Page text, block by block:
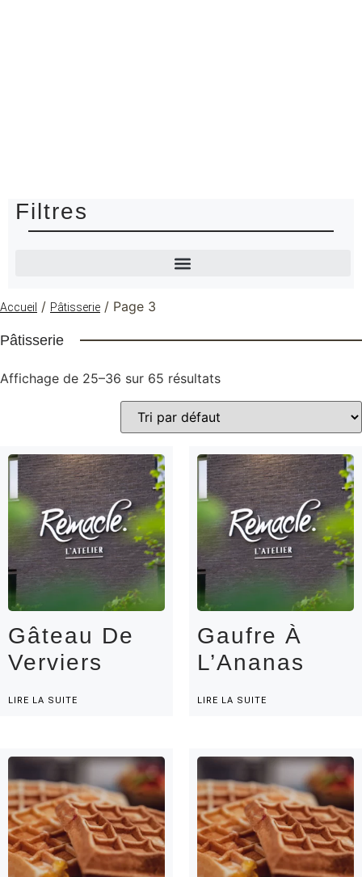
Filtres
Accueil / Pâtisserie / Page 3
Pâtisserie
Affichage de 25–36 sur 65 résultats
Gâteau De
Verviers
LIRE LA SUITE
Gaufre À
L’Ananas
LIRE LA SUITE